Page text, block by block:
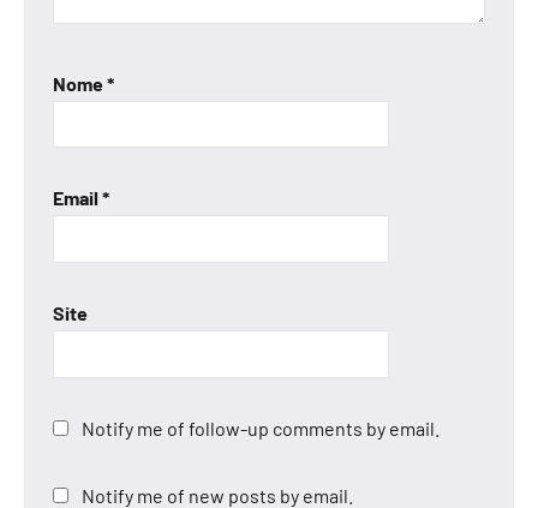
Nome*
Email *
Site
Notify me of follow-up comments by email.
Notify me of new posts by email.